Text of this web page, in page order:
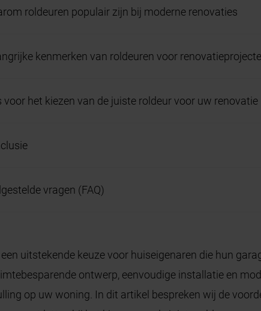
roldeuren populair zijn bij moderne renovaties
kenmerken van roldeuren voor
voor het kiezen van de juiste roldeur voor uw renovatie
vragen (FAQ)
uitstekende keuze voor huiseigenaren die hun
ontwerp, eenvoudige installatie en
op uw woning. In dit artikel bespreken wij de